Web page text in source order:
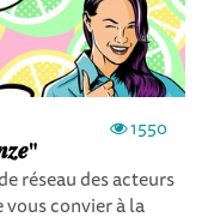
1550
réseau des acteurs
convier à la